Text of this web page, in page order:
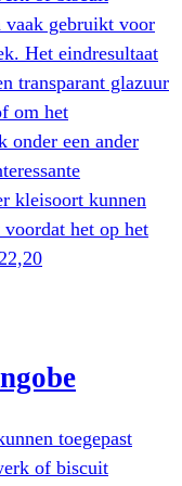
vaak gebruikt voor
Het eindresultaat
transparant glazuur
om het
onder een ander
kleisoort kunnen
het op het
22,20
toegepast
of biscuit